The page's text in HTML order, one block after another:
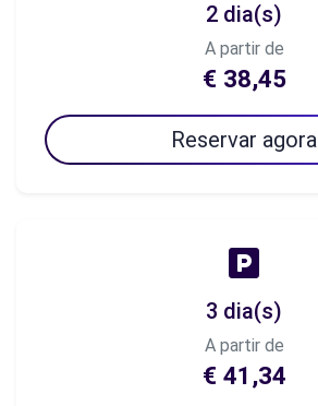
2 dia(s)
A partir de
€ 38,45
Reservar agora
3 dia(s)
A partir de
€ 41,34